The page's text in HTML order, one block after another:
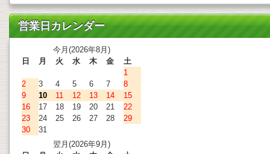
営業日カレンダー
今月(2026年8月)
日
月 火 水 木 金
土
1
2
3 4 5 6 7
8
9
10 11 12 13 14
15
16
17 18 19 20 21
22
23
24 25 26 27 28
29
30
31
翌月(2026年9月)